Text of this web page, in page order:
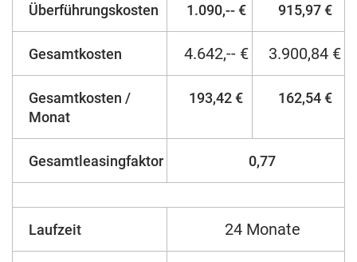
Überführungskosten 1.090,-- € 915,97 €
Gesamtkosten 4.642,-- € 3.900,84 €
Gesamtkosten /
Monat
193,42 € 162,54 €
Gesamtleasingfaktor 0,77
Laufzeit 24 Monate